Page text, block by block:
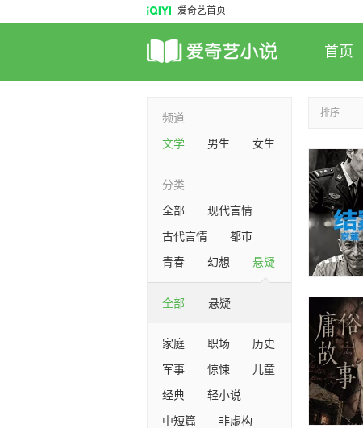
爱奇艺首页
首页
频道
文学
男生 女生
分类
全部
现代言情
古代言情
都市
青春
幻想 悬疑
全部 悬疑
家庭 职场
历史
军事
惊悚
儿童
经典
轻小说
中短篇
非虚构
排序